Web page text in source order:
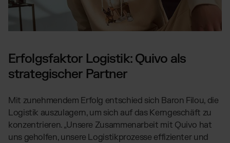
Erfolgsfaktor Logistik: Quivo als
strategischer Partner
Mit zunehmendem Erfolg entschied sich Baron Filou, die
Logistik auszulagern, um sich auf das Kerngeschäft zu
konzentrieren. „Unsere Zusammenarbeit mit Quivo hat
uns geholfen, unsere Logistikprozesse effizienter und